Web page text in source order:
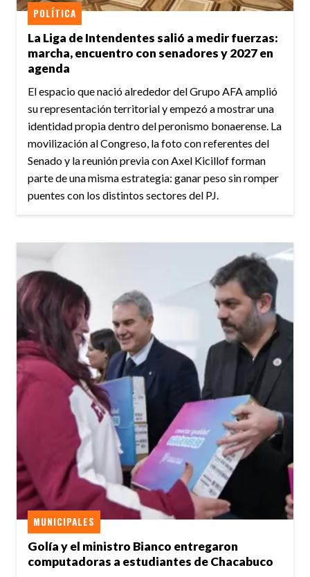
La Liga de Intendentes salió a medir fuerzas:
marcha, encuentro con senadores y 2027 en
agenda
POLÍTICA
El espacio que nació alrededor del Grupo AFA amplió
su representación territorial y empezó a mostrar una
identidad propia dentro del peronismo bonaerense. La
movilización al Congreso, la foto con referentes del
Senado y la reunión previa con Axel Kicillof forman
parte de una misma estrategia: ganar peso sin romper
puentes con los distintos sectores del PJ.
Golía y el ministro Bianco entregaron
computadoras a estudiantes de Chacabuco
MUNICIPALES